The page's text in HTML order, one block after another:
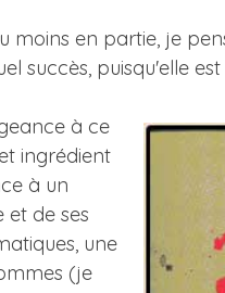
moins en partie, je
succès, puisqu'elle
à ce
ingrédient
à un
et de ses
une
(je